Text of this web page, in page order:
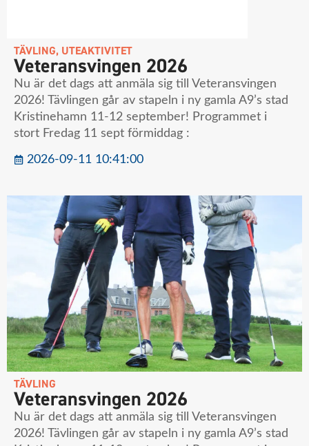
TÄVLING, UTEAKTIVITET
Veteransvingen 2026
Nu är det dags att anmäla sig till Veteransvingen
2026! Tävlingen går av stapeln i ny gamla A9’s stad
Kristinehamn 11-12 september! Programmet i
stort Fredag 11 sept förmiddag :
2026-09-11 10:41:00
TÄVLING
Veteransvingen 2026
Nu är det dags att anmäla sig till Veteransvingen
2026! Tävlingen går av stapeln i ny gamla A9’s stad